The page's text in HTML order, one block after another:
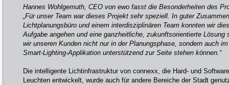
Hannes Wohlgemuth, CEO von ewo fasst die Besonderheiten des
„Für unser Team war dieses Projekt sehr speziell. In guter
Lichtplanungsbüro und einem interdisziplinären Team konnten wir
Aufgabe angehen und eine ganzheitliche, zukunftsorientierte
wir unseren Kunden nicht nur in der Planungsphase, sondern auch
Smart-Lighting-Applikation unterstützend zur Seite stehen können.“
Die intelligente Lichtinfrastruktur von connexx, die Hard- und
Leuchten entwickelt, wurde auch für andere Bereiche der Stadt